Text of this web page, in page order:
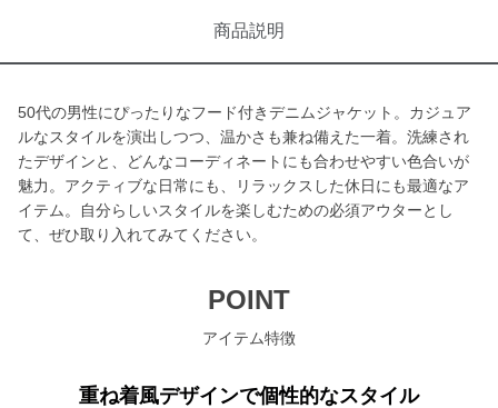
商品説明
50代の男性にぴったりなフード付きデニムジャケット。カジュア
ルなスタイルを演出しつつ、温かさも兼ね備えた一着。洗練され
たデザインと、どんなコーディネートにも合わせやすい色合いが
魅力。アクティブな日常にも、リラックスした休日にも最適なア
イテム。自分らしいスタイルを楽しむための必須アウターとし
て、ぜひ取り入れてみてください。
POINT
アイテム特徴
重ね着風デザインで個性的なスタイル